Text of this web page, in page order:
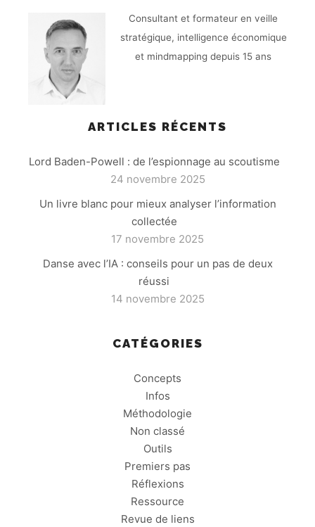
Consultant et formateur en veille
stratégique, intelligence économique
et mindmapping depuis 15 ans
ARTICLES RÉCENTS
Lord Baden-Powell : de l’espionnage au scoutisme
24 novembre 2025
Un livre blanc pour mieux analyser l’information
collectée
17 novembre 2025
Danse avec l’IA : conseils pour un pas de deux
réussi
14 novembre 2025
CATÉGORIES
Concepts
Infos
Méthodologie
Non classé
Outils
Premiers pas
Réflexions
Ressource
Revue de liens